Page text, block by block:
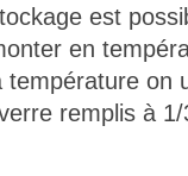
est
en
on
remplis à